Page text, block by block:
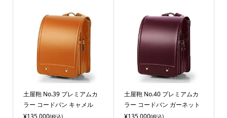
土屋鞄 No.39 プレミアムカ
ラー コードバン キャメル
(税込)
土屋鞄 No.40 プレミアムカ
ラー コードバン ガーネット
(税込)